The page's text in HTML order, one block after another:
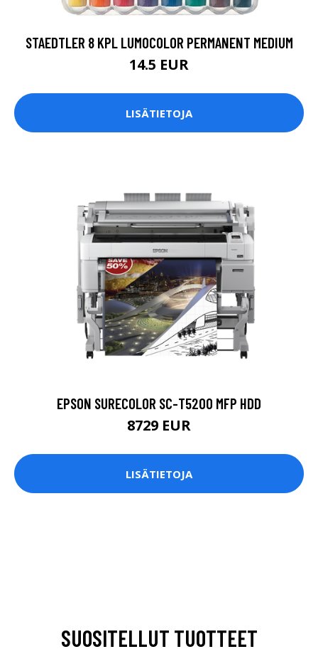
STAEDTLER 8 KPL LUMOCOLOR PERMANENT MEDIUM
14.5 EUR
LISÄTIETOJA
EPSON SURECOLOR SC-T5200 MFP HDD
8729 EUR
LISÄTIETOJA
SUOSITELLUT TUOTTEET